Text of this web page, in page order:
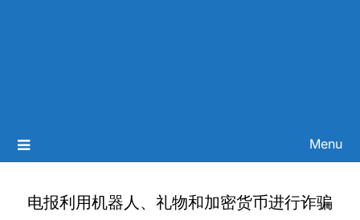
Menu
电报利用机器人、礼物和加密货币进行诈骗